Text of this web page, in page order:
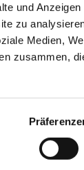
und
zu
Medien,
zusammen,